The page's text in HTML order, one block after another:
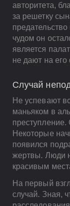
авторитета,
за решетку
чудом он
является
не дают на его
Случай
Не успевают
маньяком в
преступление.
Некоторые
появился
жертвы. Люди
красивым
На первый
случай. Зная,